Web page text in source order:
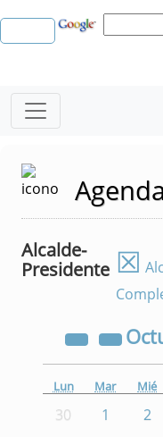
Alcalde-
Presidente ☒
Lun Mar Mié
30 1 2